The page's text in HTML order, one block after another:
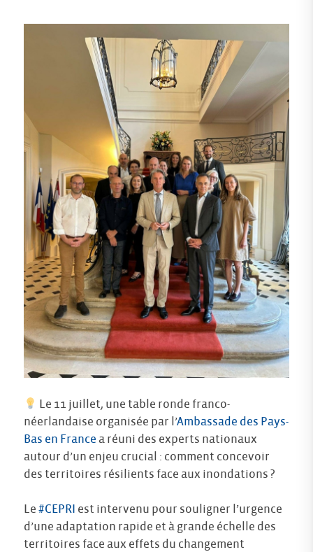
Le 11 juillet, une table ronde franco-
néerlandaise organisée par l’Ambassade des Pays-
Bas en France a réuni des experts nationaux
autour d’un enjeu crucial : comment concevoir
des territoires résilients face aux inondations ?
Le #CEPRI est intervenu pour souligner l’urgence
d’une adaptation rapide et à grande échelle des
territoires face aux effets du changement